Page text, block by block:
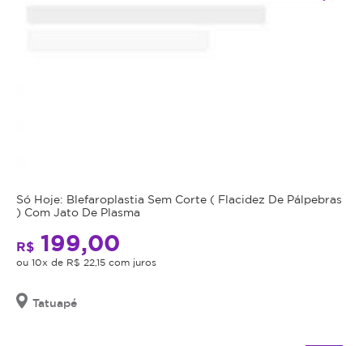
Só Hoje: Blefaroplastia Sem Corte ( Flacidez De Pálpebras
) Com Jato De Plasma
R$ 199,00
ou 10x de R$ 22,15 com juros
Tatuapé